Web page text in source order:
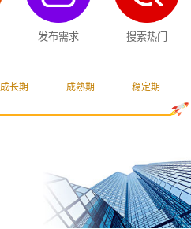
发布需求 搜索热门
成长期 成熟期 稳定期